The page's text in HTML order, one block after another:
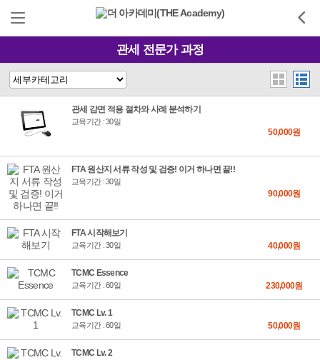
관세 전문가 과정
관세 감면 적용 절차와 사례 분석하기
교육기간 : 30일
50,000원
FTA 원산지 서류 작성 및 검증! 이거 하나면 끝!!
교육기간 : 30일
90,000원
FTA 시작해보기
교육기간 : 30일 40,000원
TCMC Essence
교육기간 : 60일 230,000원
TCMC Lv. 1
교육기간 : 60일 50,000원
TCMC Lv. 2